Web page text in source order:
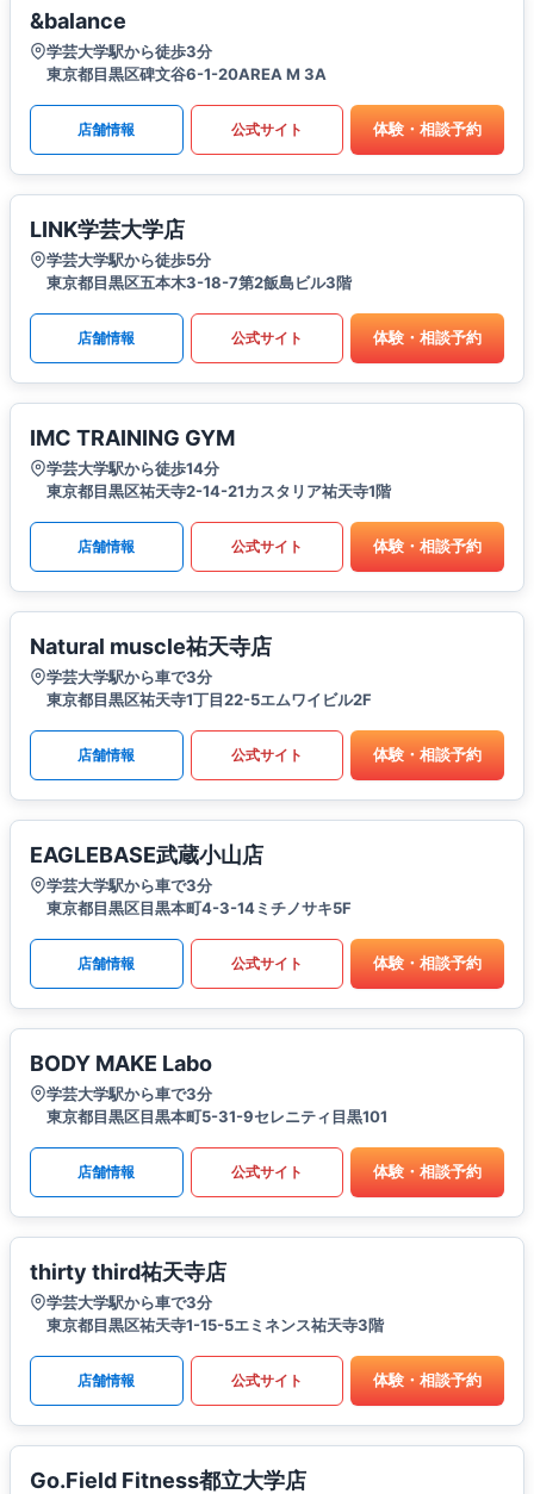
&balance
学芸大学駅から徒歩3分
東京都目黒区碑文谷6-1-20AREA M 3A
店舗情報 公式サイト 体験・相談予約
LINK学芸大学店
学芸大学駅から徒歩5分
東京都目黒区五本木​3-18-7第2飯島ビル3階
店舗情報 公式サイト 体験・相談予約
IMC TRAINING GYM
学芸大学駅から徒歩14分
東京都目黒区祐天寺2-14-21カスタリア祐天寺1階
店舗情報 公式サイト 体験・相談予約
Natural muscle祐天寺店
学芸大学駅から車で3分
東京都目黒区祐天寺1丁目22-5エムワイビル2F
店舗情報 公式サイト 体験・相談予約
EAGLEBASE武蔵小山店
学芸大学駅から車で3分
東京都目黒区目黒本町4-3-14ミチノサキ5F
店舗情報 公式サイト 体験・相談予約
BODY MAKE Labo
学芸大学駅から車で3分
東京都目黒区目黒本町5-31-9セレニティ目黒101
店舗情報 公式サイト 体験・相談予約
thirty third祐天寺店
学芸大学駅から車で3分
東京都目黒区祐天寺1-15-5エミネンス祐天寺3階
店舗情報 公式サイト 体験・相談予約
Go.Field Fitness都立大学店